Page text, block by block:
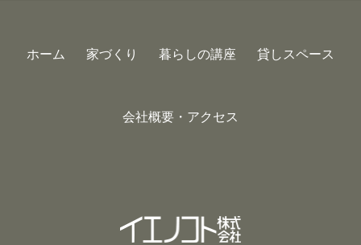
ホーム 家づくり 暮らしの講座 貸しスペース
会社概要・アクセス